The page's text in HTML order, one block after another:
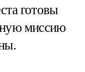
готовы
миссию